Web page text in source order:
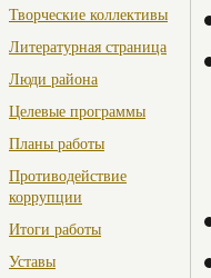
Творческие коллективы
Литературная страница
Люди района
Целевые программы
Планы работы
Противодействие
коррупции
Итоги работы
Уставы